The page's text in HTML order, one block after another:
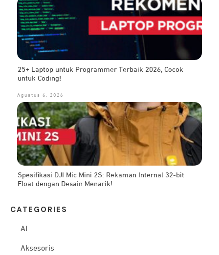
25+ Laptop untuk Programmer Terbaik 2026, Cocok
untuk Coding!
Agustus 6, 2026
Spesifikasi DJI Mic Mini 2S: Rekaman Internal 32-bit
Float dengan Desain Menarik!
CATEG ORIES
AI
Aksesoris